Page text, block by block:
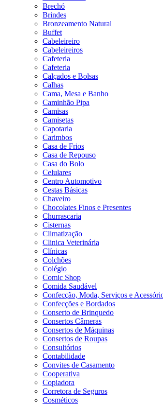
Brechó
Brindes
Bronzeamento Natural
Buffet
Cabeleireiro
Cabeleireiros
Cafeteria
Cafeteria
Calçados e Bolsas
Calhas
Cama, Mesa e Banho
Caminhão Pipa
Camisas
Camisetas
Capotaria
Carimbos
Casa de Frios
Casa de Repouso
Casa do Bolo
Celulares
Centro Automotivo
Cestas Básicas
Chaveiro
Chocolates Finos e Presentes
Churrascaria
Cisternas
Climatização
Clinica Veterinária
Clínicas
Colchões
Colégio
Comic Shop
Comida Saudável
Confecção, Moda, Serviços e
Confecções e Bordados
Conserto de Brinquedo
Consertos Câmeras
Consertos de Máquinas
Consertos de Roupas
Consultórios
Contabilidade
Convites de Casamento
Cooperativa
Copiadora
Corretora de Seguros
Cosméticos